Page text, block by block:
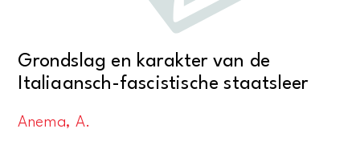
Grondslag en karakter van de
Italiaansch-fascistische staatsleer
Anema, A.